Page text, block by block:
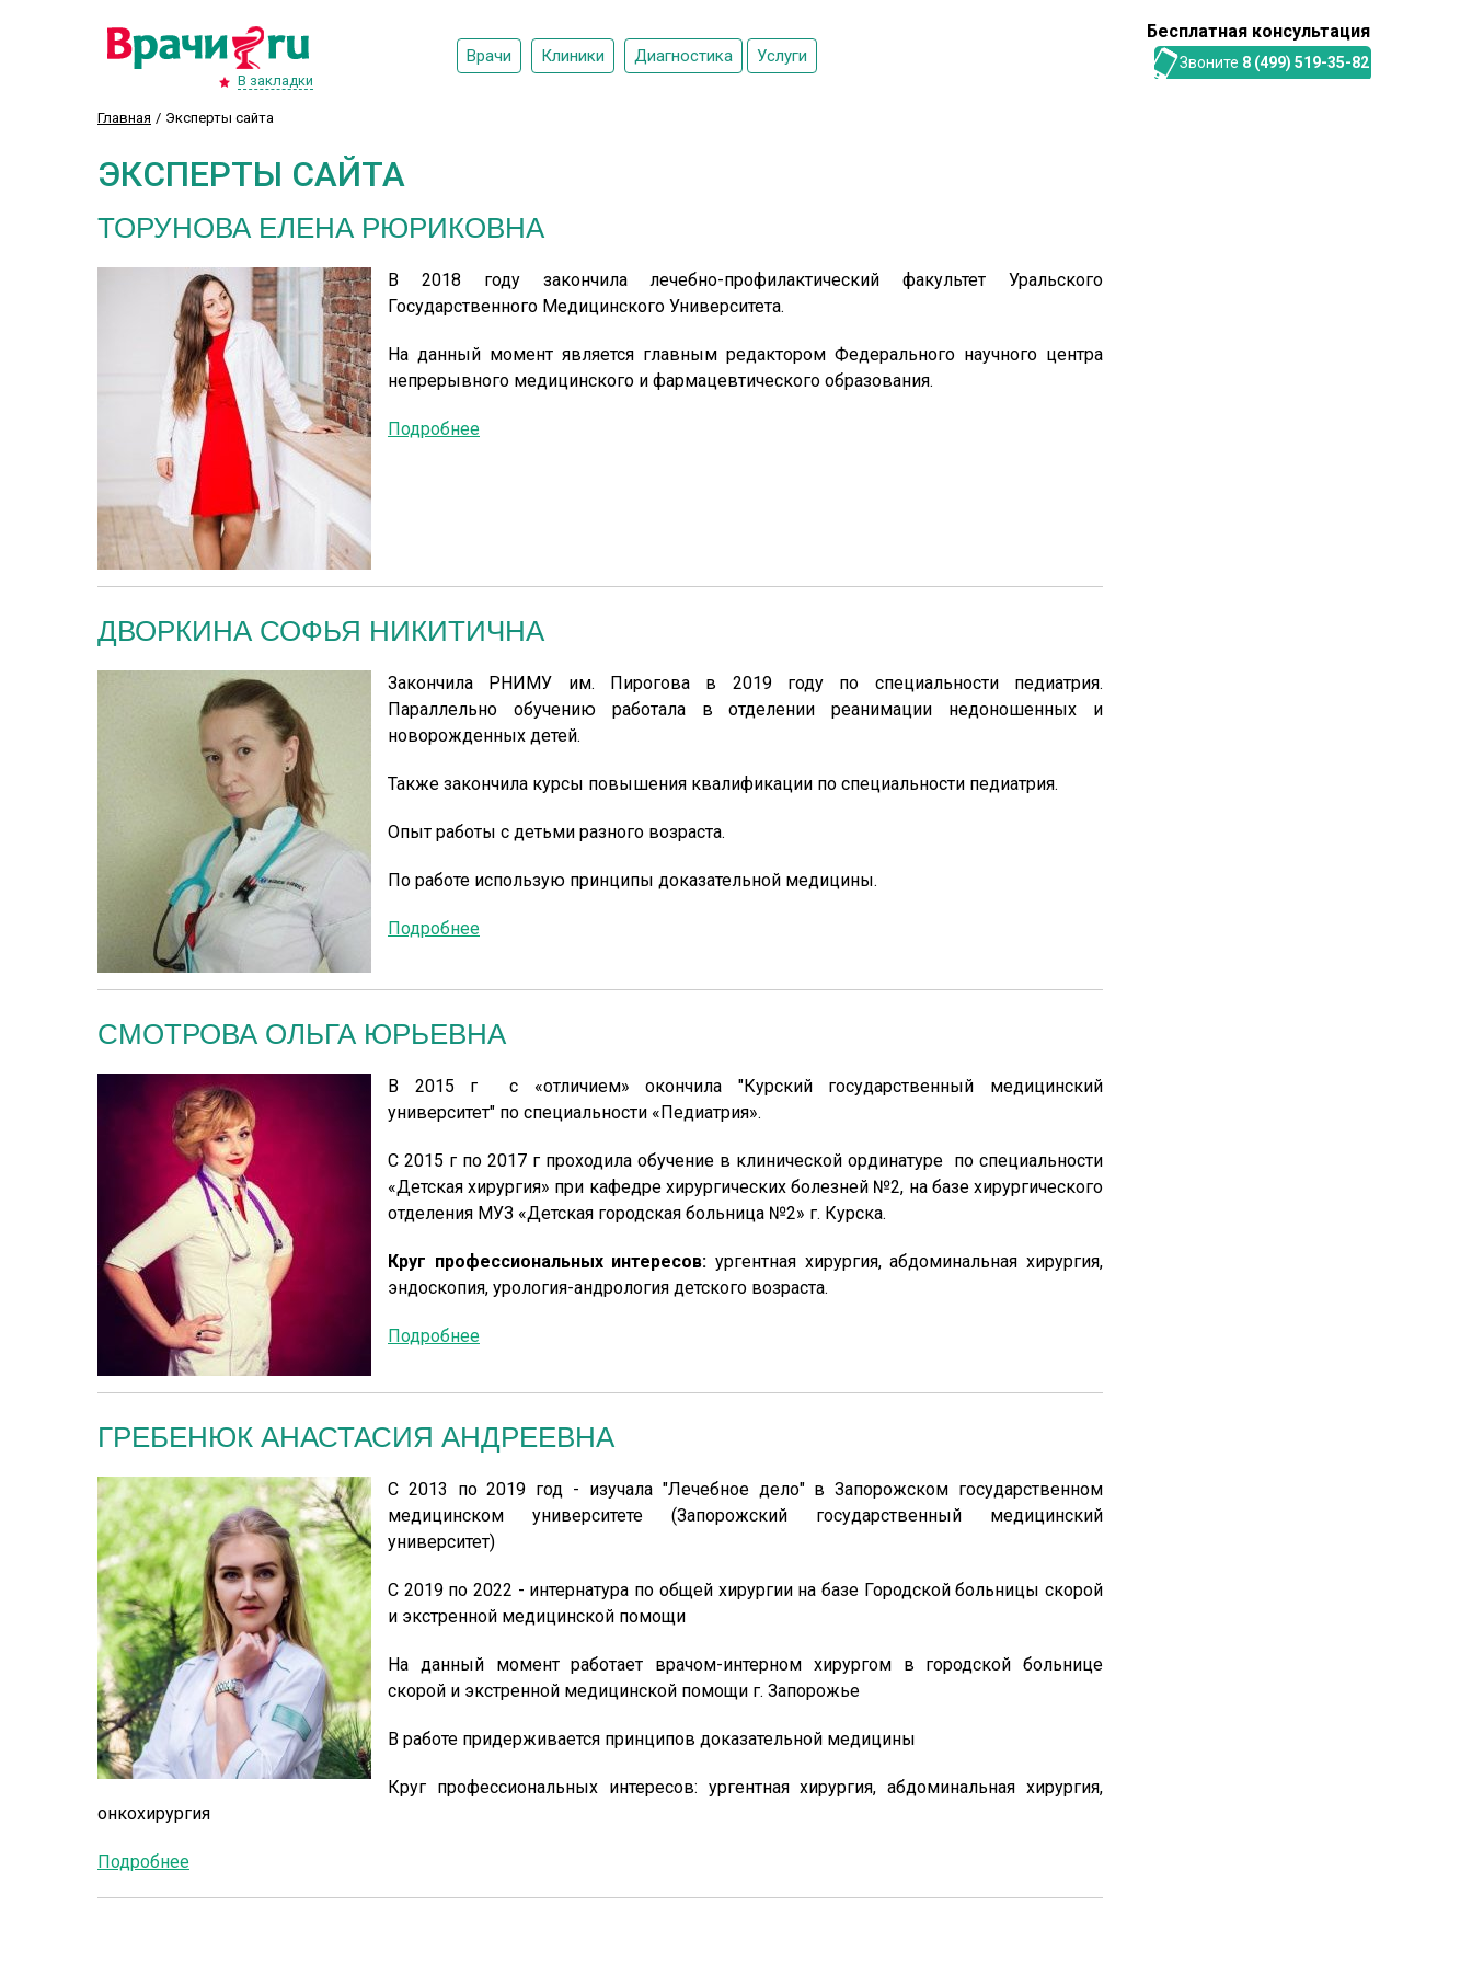
В закладки
Врачи Клиники Диагностика Услуги
Бесплатная консультация
Звоните 8 (499) 519-35-82
Главная Эксперты сайта
ЭКСПЕРТЫ САЙТА
ТОРУНОВА ЕЛЕНА РЮРИКОВНА
В 2018 году закончила лечебно-профилактический факультет Уральского
Государственного Медицинского Университета.
На данный момент является главным редактором Федерального научного центра
непрерывного медицинского и фармацевтического образования.
Подробнее
ДВОРКИНА СОФЬЯ НИКИТИЧНА
Закончила РНИМУ им. Пирогова в 2019 году по специальности педиатрия.
Параллельно обучению работала в отделении реанимации недоношенных и
новорожденных детей.
Также закончила курсы повышения квалификации по специальности педиатрия.
Опыт работы с детьми разного возраста.
По работе использую принципы доказательной медицины.
Подробнее
СМОТРОВА ОЛЬГА ЮРЬЕВНА
В 2015 г с «отличием» окончила "Курский государственный медицинский
университет" по специальности «Педиатрия».
С 2015 г по 2017 г проходила обучение в клинической ординатуре по специальности
«Детская хирургия» при кафедре хирургических болезней №2, на базе хирургического
отделения МУЗ «Детская городская больница №2» г. Курска.
Круг профессиональных интересов: ургентная хирургия, абдоминальная хирургия,
эндоскопия, урология-андрология детского возраста.
Подробнее
ГРЕБЕНЮК АНАСТАСИЯ АНДРЕЕВНА
С 2013 по 2019 год - изучала "Лечебное дело" в Запорожском государственном
медицинском университете (Запорожский государственный медицинский
университет)
С 2019 по 2022 - интернатура по общей хирургии на базе Городской больницы скорой
и экстренной медицинской помощи
На данный момент работает врачом-интерном хирургом в городской больнице
скорой и экстренной медицинской помощи г. Запорожье
В работе придерживается принципов доказательной медицины
Круг профессиональных интересов: ургентная хирургия, абдоминальная хирургия,
онкохирургия
Подробнее